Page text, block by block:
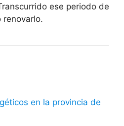
ese periodo de
renovarlo.
en la provincia de